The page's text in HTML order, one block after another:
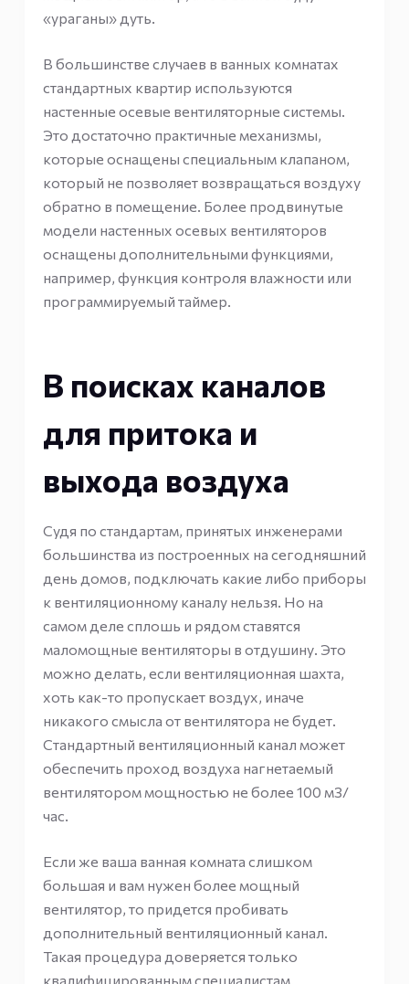
«ураганы» дуть.
В большинстве случаев в ванных комнатах
стандартных квартир используются
настенные осевые вентиляторные системы.
Это достаточно практичные механизмы,
которые оснащены специальным клапаном,
который не позволяет возвращаться воздуху
обратно в помещение. Более продвинутые
модели настенных осевых вентиляторов
оснащены дополнительными функциями,
например, функция контроля влажности или
программируемый таймер.
В поисках каналов
для притока и
выхода воздуха
Судя по стандартам, принятых инженерами
большинства из построенных на сегодняшний
день домов, подключать какие либо приборы
к вентиляционному каналу нельзя. Но на
самом деле сплошь и рядом ставятся
маломощные вентиляторы в отдушину. Это
можно делать, если вентиляционная шахта,
хоть как-то пропускает воздух, иначе
никакого смысла от вентилятора не будет.
Стандартный вентиляционный канал может
обеспечить проход воздуха нагнетаемый
вентилятором мощностью не более 100 м3/
час.
Если же ваша ванная комната слишком
большая и вам нужен более мощный
вентилятор, то придется пробивать
дополнительный вентиляционный канал.
Такая процедура доверяется только
квалифицированным специалистам.